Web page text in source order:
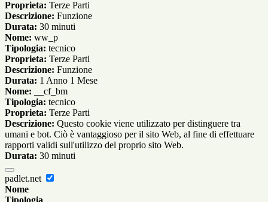
Proprieta: Terze Parti
Descrizione: Funzione
Durata: 30 minuti
Nome: ww_p
Tipologia: tecnico
Proprieta: Terze Parti
Descrizione: Funzione
Durata: 1 Anno 1 Mese
Nome: __cf_bm
Tipologia: tecnico
Proprieta: Terze Parti
Descrizione: Questo cookie viene utilizzato per distinguere tra
umani e bot. Ciò è vantaggioso per il sito Web, al fine di effettuare
rapporti validi sull'utilizzo del proprio sito Web.
Durata: 30 minuti
padlet.net
Nome